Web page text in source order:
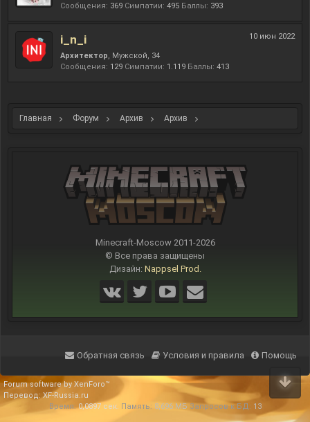
Сообщения: 369 Симпатии: 495 Баллы: 393
10 июн 2022
i_n_i
Архитектор, Мужской, 34
Сообщения: 129 Симпатии: 1.119 Баллы: 413
Главная Форум Архив Архив
Minecraft-Moscow 2011-2026
© Все права защищены
Дизайн: Nappsel Prod.
Обратная связь Условия и правила Помощь
Forum software by XenForo™
Перевод:XF-Russia.ru
Время: 0,0897 сек. Память: 8,696 МБ Запросов к БД: 13